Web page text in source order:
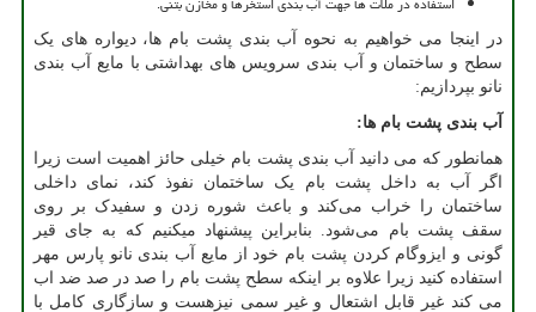
در اینجا می خواهیم به نحوه آب بندی پشت بام ها، دیواره های یک
سطح و ساختمان و آب بندی سرویس های بهداشتی با مایع آب بندی
نانو بپردازیم:
آب بندی پشت بام ها:
همانطور که می دانید آب بندی پشت بام خیلی حائز اهمیت است زیرا
اگر آب به داخل پشت بام یک ساختمان نفوذ کند، نمای داخلی
ساختمان را خراب می‌کند و باعث شوره زدن و سفیدک بر روی
سقف پشت بام می‌شود. بنابراین پیشنهاد میکنیم که به جای قیر
گونی و ایزوگام کردن پشت بام خود از مایع آب بندی نانو پارس مهر
استفاده کنید زیرا علاوه بر اینکه سطح پشت بام را صد در صد ضد اب
می کند غیر قابل اشتعال و غیر سمی نیزهست و سازگاری کامل با